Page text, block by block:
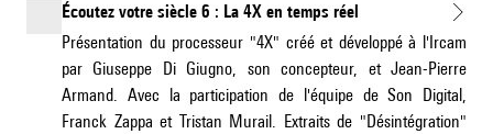
Écoutez votre siècle 6 : La 4X en temps réel
Présentation du processeur "4X" créé et développé à l'Ircam
par Giuseppe Di Giugno, son concepteur, et Jean-Pierre
Armand. Avec la participation de l'équipe de Son Digital,
Franck Zappa et Tristan Murail. Extraits de "Désintégration"